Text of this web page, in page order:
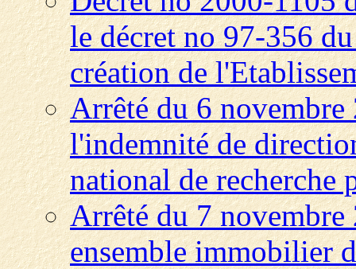
le décret no 97-356
création de
Arrêté du 6
l'indemnité de
national de recherche
Arrêté du 7
ensemble immobilier